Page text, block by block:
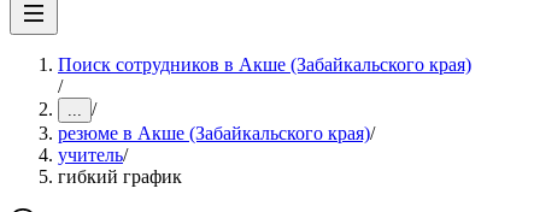
Поиск сотрудников в Акше (Забайкальского края)
/
... /
резюме в Акше (Забайкальского края)/
учитель/
гибкий график